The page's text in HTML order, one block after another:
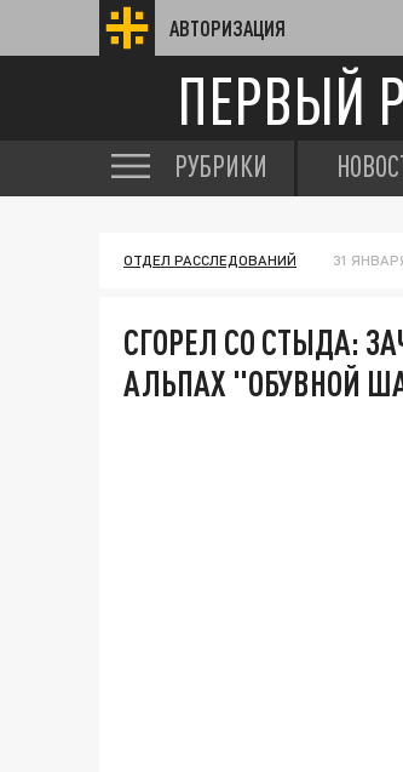
АВТОРИЗАЦИЯ
ПЕРВЫЙ
РУБРИКИ
ОТДЕЛ РАССЛЕДОВАНИЙ 31
СГОРЕЛ СО СТЫДА:
АЛЬПАХ "ОБУВНОЙ